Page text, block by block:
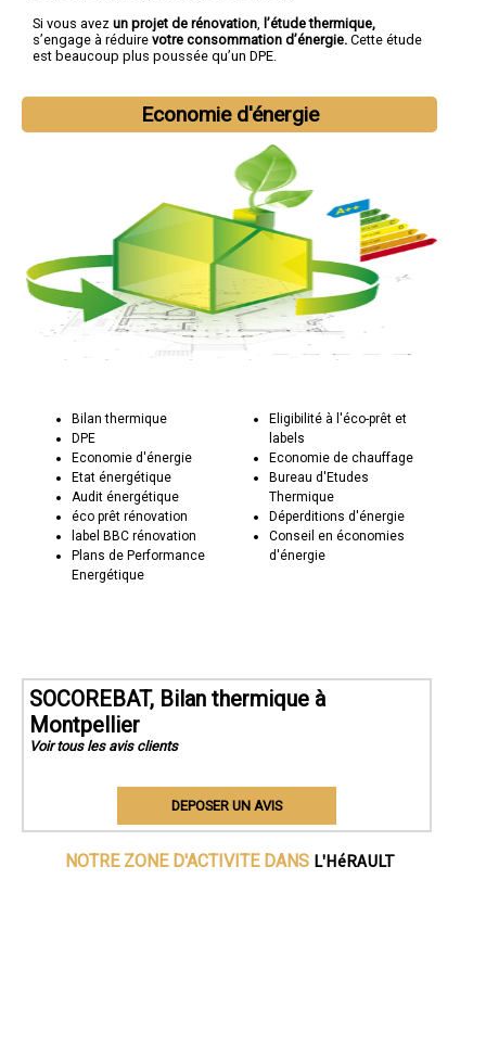
Si vous avez un projet de rénovation l’étude thermique,
s’engage à réduire votre consommation d’énergie. Cette étude
est beaucoup plus poussée qu’un DPE.
Economie d'énergie
Bilan thermique
DPE
Economie d'énergie
Etat énergétique
Audit énergétique
éco prêt rénovation
label BBC rénovation
Plans de Performance
Energétique
Eligibilité à l'éco-prêt et
labels
Economie de chauffage
Bureau d'Etudes
Thermique
Déperditions d'énergie
Conseil en économies
d'énergie
SOCOREBAT, Bilan thermique à
Montpellier
Voir tous les avis clients
DEPOSER UN AVIS
NOTRE ZONE D'ACTIVITE DANS L'HéRAULT